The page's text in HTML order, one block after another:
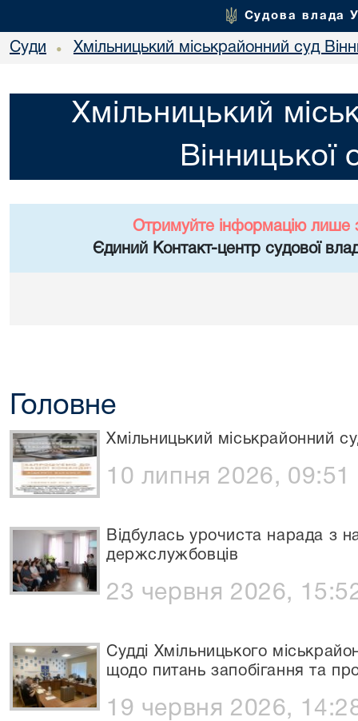
Судова влада
Суди • Хмільницький міськрайонний суд
Хмільницький
Вінницької
Отримуйте інформацію лише
Єдиний Контакт-центр судової
Головне
Хмільницький міськрайонний
10 липня 2026, 09:51
Відбулась урочиста нарада з
держслужбовців
23 червня 2026,
Судді Хмільницького
щодо питань запобігання та
19 червня 2026,